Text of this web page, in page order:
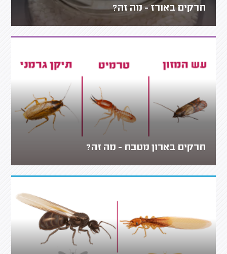
חרקים באורז - מה זה?
חרקים בארון מטבח - מה זה?